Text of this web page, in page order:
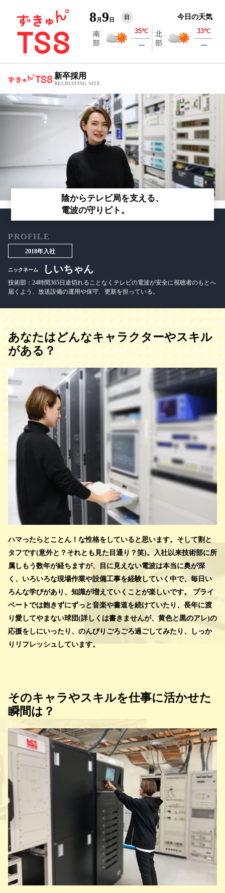
8 月9 日 日 今日の天気
新卒採用
RECRUITING SITE
陰からテレビ局を支える、
電波の守りビト。
PROFILE
2018年入社
ニックネーム しいちゃん
技術部：24時間365日途切れることなくテレビの電波が安全に視聴者のもとへ
届くよう、放送設備の運用や保守、更新を担っている。
あなたはどんなキャラクターやスキル
がある？
ハマったらとことん！な性格をしていると思います。そして割と
タフです(意外と？それとも見た目通り？笑)。入社以来技術部に所
属しもう数年が経ちますが、目に見えない電波は本当に奥が深
く、いろいろな現場作業や設備工事を経験していく中で、毎日い
ろんな学びがあり、知識が増えていくことが楽しいです。 プライ
ベートでは飽きずにずっと音楽や書道を続けていたり、長年に渡
り愛してやまない球団(詳しくは書きませんが、黄色と黒のアレ)の
応援をしにいったり、のんびりごろごろ過ごしてみたり、しっか
りリフレッシュしています。
そのキャラやスキルを仕事に活かせた
瞬間は？